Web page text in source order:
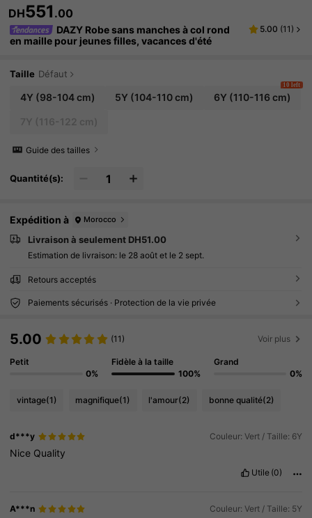
DH551 .00
DAZY Robe sans manches à col rond
en maille pour jeunes filles, vacances d'été
5.00 (11 )
Taille Défaut
4Y (98-104 cm) 5Y (104-110 cm) 6Y (110-116 cm)
10 left
Guide des tailles
Quantité(s):
Expédition à Morocco
Livraison à seulement DH51.00
Estimation de livraison: le 28 août et le 2 sept.
Retours acceptés
Paiements sécurisés · Protection de la vie privée
5.00 (11) Voir plus
Petit
0%
Fidèle à la taille
100%
Grand
0%
vintage(1) magnifique(1) l'amour(2) bonne qualité(2)
d***y Couleur: Vert / Taille: 6Y
Nice Quality
Utile (0)
A***n Couleur: Vert / Taille: 5Y